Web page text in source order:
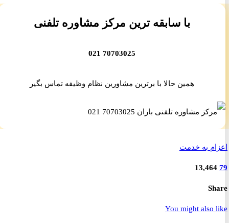
با سابقه ترین مرکز مشاوره تلفنی
70703025 021
همین حالا با برترین مشاورین نظام وظیفه تماس بگیر
به خدمت
You might